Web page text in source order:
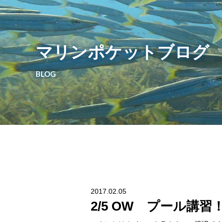
マリンポケットブログ
BLOG
2017.02.05
2/5 OW プール講習